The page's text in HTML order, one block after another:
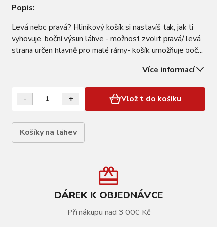
Popis:
Levá nebo pravá? Hliníkový košík si nastavíš tak, jak ti
vyhovuje. boční výsun láhve - možnost zvolit pravá/ levá
strana určen hlavně pro malé rámy- košík umožňuje boční
55 g možnost zakoupit balící kartu kód 999951 baleno v
Více informací
- + Vložit do košíku
Košíky na láhev
DÁREK K OBJEDNÁVCE
Při nákupu nad 3 000 Kč